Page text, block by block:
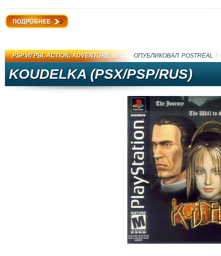
PSP ИГРЫ,ACTION,ADVENTURE,RPG ОПУБЛИКОВАЛ: PОSTRЕAL 5
KOUDELKA (PSX/PSP/RUS)